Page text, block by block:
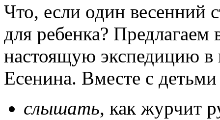
Что, если один весенний
для ребенка? Предлагаем
настоящую экспедицию в
Есенина. Вместе с
слышать, как журчит